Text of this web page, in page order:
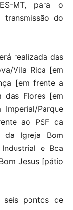
MT, para o
transmissão do
realizada das
Vila Rica [em
[em frente a
das Flores [em
Imperial/Parque
ao PSF da
da Igreja Bom
e Boa
Jesus [pátio
seis pontos de